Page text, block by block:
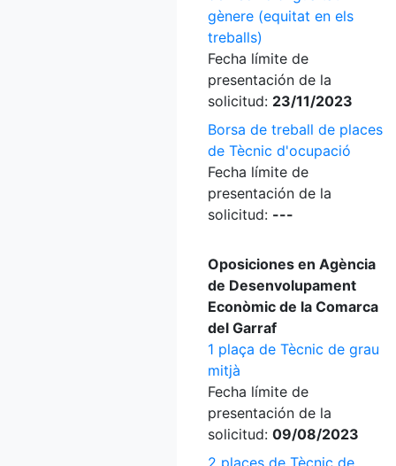
gènere (equitat en els
treballs)
Fecha límite de
presentación de la
solicitud: 23/11/2023
Borsa de treball de places
de Tècnic d'ocupació
Fecha límite de
presentación de la
solicitud: ---
Oposiciones en Agència
de Desenvolupament
Econòmic de la Comarca
del Garraf
1 plaça de Tècnic de grau
mitjà
Fecha límite de
presentación de la
solicitud: 09/08/2023
2 places de Tècnic de